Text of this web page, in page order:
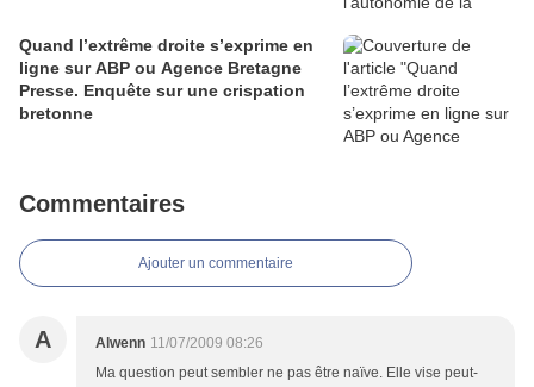
Quand l’extrême droite s’exprime en
ligne sur ABP ou Agence Bretagne
Presse. Enquête sur une crispation
bretonne
Commentaires
Ajouter un commentaire
A Alwenn 11/07/2009 08:26
Ma question peut sembler ne pas être naïve. Elle vise peut-